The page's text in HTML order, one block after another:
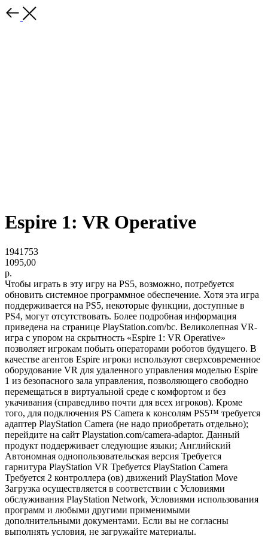
Espire 1: VR Operative
1941753
1095,00
р.
Чтобы играть в эту игру на PS5, возможно, потребуется
обновить системное программное обеспечение. Хотя эта игра
поддерживается на PS5, некоторые функции, доступные в
PS4, могут отсутствовать. Более подробная информация
приведена на странице PlayStation.com/bc. Великолепная VR-
игра с упором на скрытность «Espire 1: VR Operative»
позволяет игрокам побыть операторами роботов будущего. В
качестве агентов Espire игроки используют сверхсовременное
оборудование VR для удаленного управления моделью Espire
1 из безопасного зала управления, позволяющего свободно
перемещаться в виртуальной среде с комфортом и без
укачивания (справедливо почти для всех игроков). Кроме
того, для подключения PS Camera к консолям PS5™ требуется
адаптер PlayStation Camera (не надо приобретать отдельно);
перейдите на сайт Playstation.com/camera-adaptor. Данный
продукт поддерживает следующие языки; Английский
Автономная однопользовательская версия Требуется
гарнитура PlayStation VR Требуется PlayStation Camera
Требуется 2 контроллера (ов) движений PlayStation Move
Загрузка осуществляется в соответствии с Условиями
обслуживания PlayStation Network, Условиями использования
программ и любыми другими применимыми
дополнительными документами. Если вы не согласны
выполнять условия, не загружайте материалы.